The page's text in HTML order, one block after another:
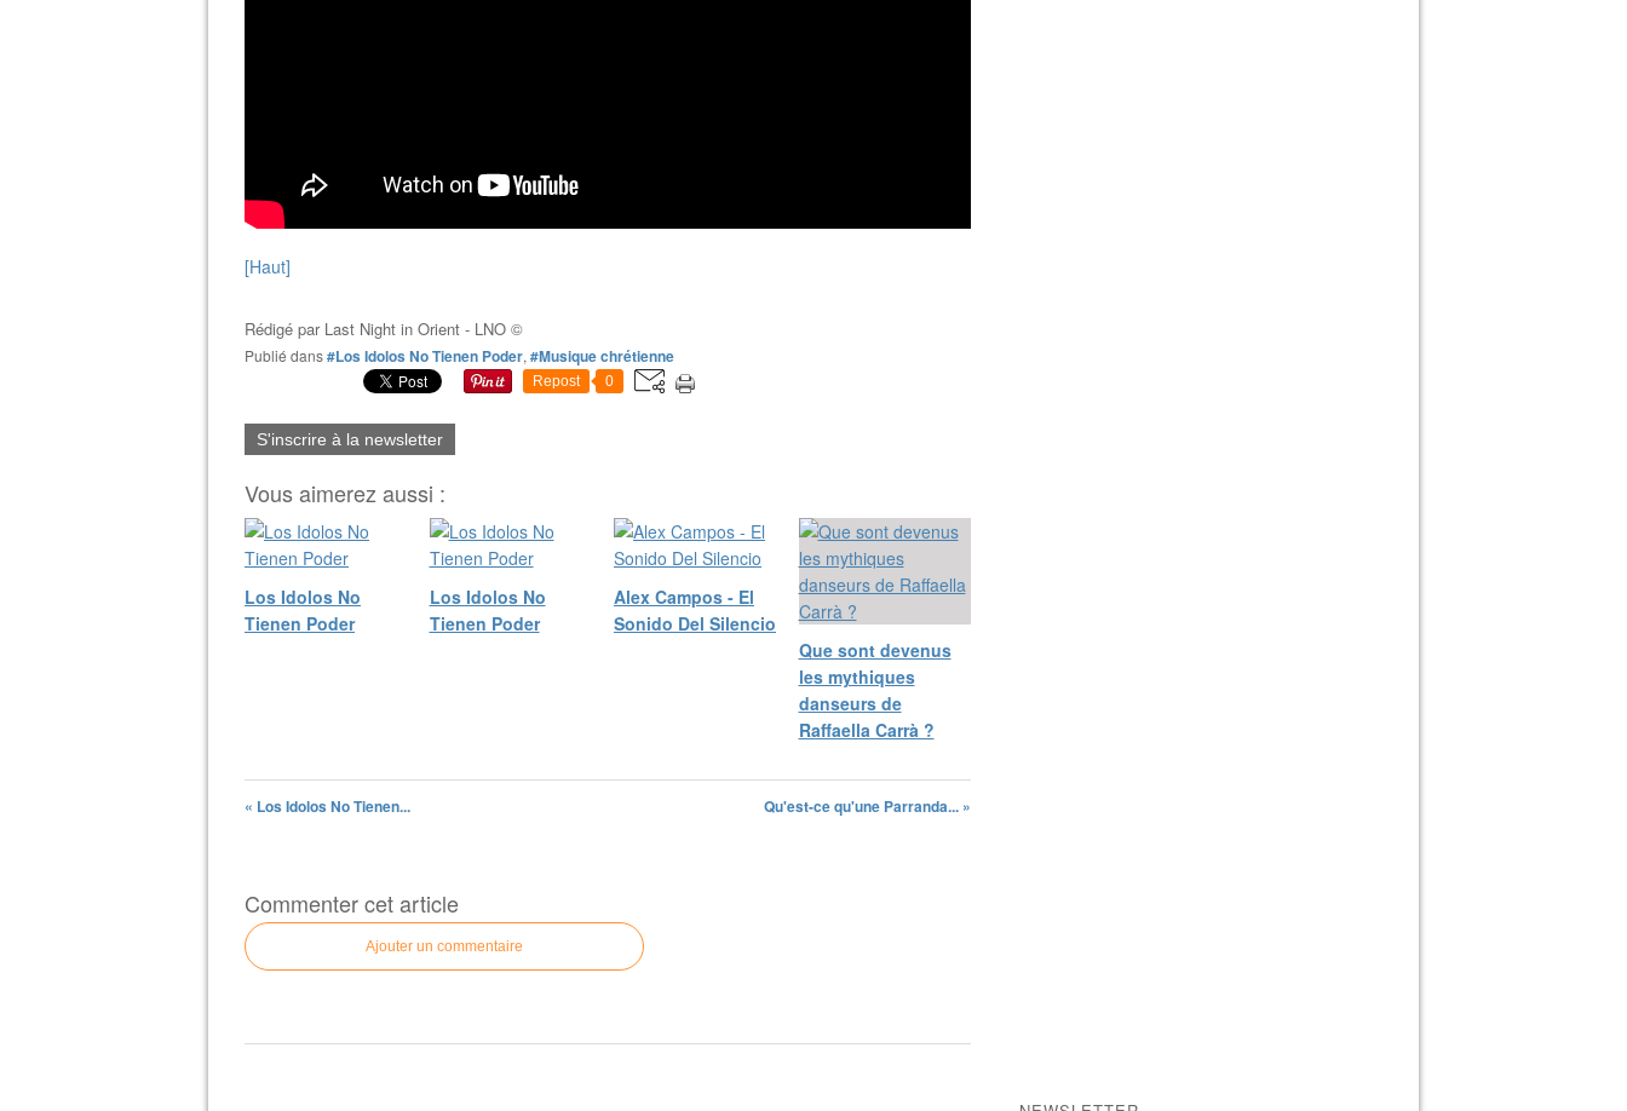
[Haut]
Rédigé par Last Night in Orient - LNO ©
Publié dans#Los Idolos No Tienen Poder, #Musique chrétienne
Repost 0
S'inscrire à la newsletter
Vous aimerez aussi :
Los Idolos No
Tienen Poder
Los Idolos No
Tienen Poder
Alex Campos - El
Sonido Del Silencio
Que sont devenus
les mythiques
danseurs de
Raffaella Carrà ?
« Los Idolos No Tienen... Qu'est-ce qu'une Parranda... »
Commenter cet article
Ajouter un commentaire